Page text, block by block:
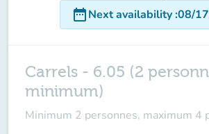
date_rangeNext availability:08/
Carrels - 6.05 (2
minimum)
Minimum 2 personnes, maximum 4